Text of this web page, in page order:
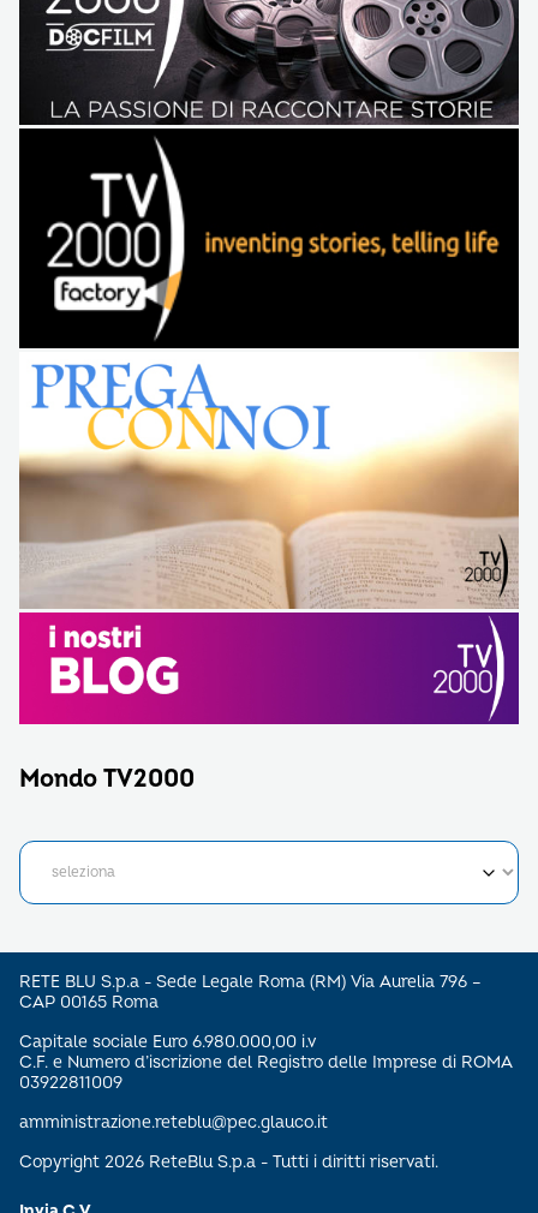
Mondo TV2000
RETE BLU S.p.a - Sede Legale Roma (RM) Via Aurelia 796 –
CAP 00165 Roma
Capitale sociale Euro 6.980.000,00 i.v
C.F. e Numero d’iscrizione del Registro delle Imprese di ROMA
03922811009
amministrazione.reteblu@pec.glauco.it
Copyright 2026 ReteBlu S.p.a - Tutti i diritti riservati.